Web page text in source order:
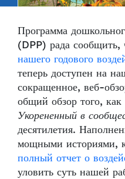
Программа
(DPP) рада сообщить,
нашего годового
теперь доступен на
сокращенное, веб-
общий обзор того, как
Укорененный в
десятилетия.
мощными историями,
полный отчет о
уловить суть нашей